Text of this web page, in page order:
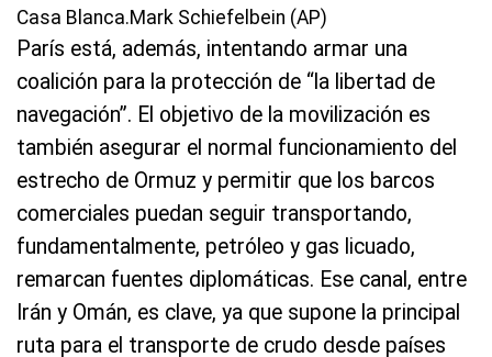
Casa Blanca.Mark Schiefelbein (AP)
París está, además, intentando armar una
coalición para la protección de “la libertad de
navegación”. El objetivo de la movilización es
también asegurar el normal funcionamiento del
estrecho de Ormuz y permitir que los barcos
comerciales puedan seguir transportando,
fundamentalmente, petróleo y gas licuado,
remarcan fuentes diplomáticas. Ese canal, entre
Irán y Omán, es clave, ya que supone la principal
ruta para el transporte de crudo desde países